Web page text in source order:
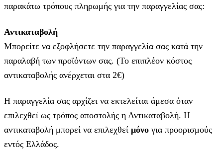
παρακάτω τρόπους πληρωμής για την παραγγελίας σας:
Αντικαταβολή
Μπορείτε να εξοφλήσετε την παραγγελία σας κατά την
παραλαβή των προϊόντων σας. (Το επιπλέον κόστος
αντικαταβολής ανέρχεται στα 2€)
Η παραγγελία σας αρχίζει να εκτελείται άμεσα όταν
επιλεχθεί ως τρόπος αποστολής η Αντικαταβολή. Η
αντικαταβολή μπορεί να επιλεχθεί μόνο για προορισμούς
εντός Ελλάδος.